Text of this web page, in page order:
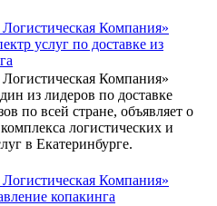
Логистическая Компания»
услуг по доставке из
Логистическая Компания»
из лидеров по доставке
по всей стране, объявляет о
логистических и
в Екатеринбурге.
Логистическая Компания»
копакинга